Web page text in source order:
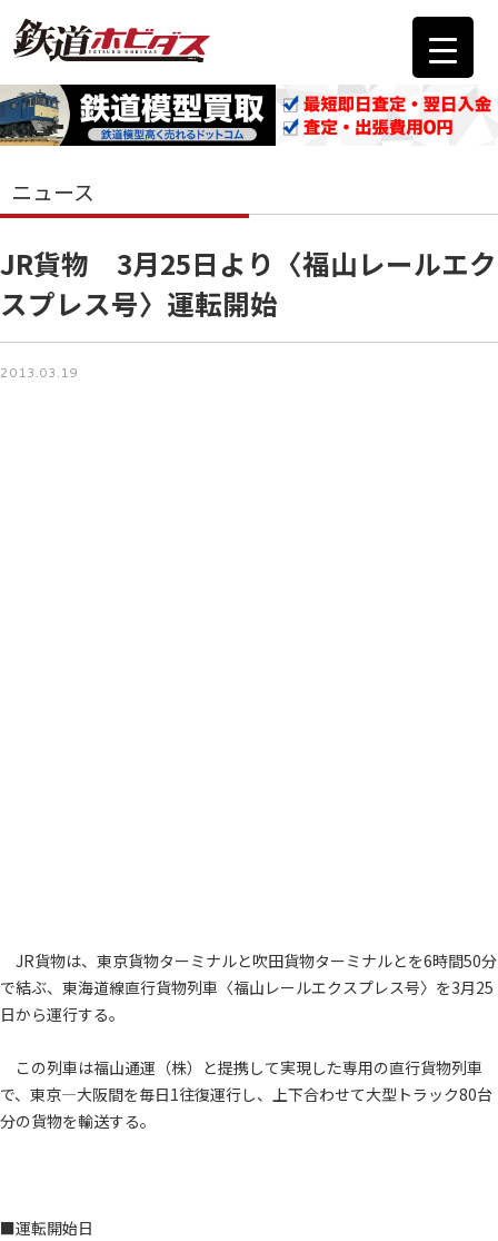
ニュース
JR貨物 3月25日より〈福山レールエク
スプレス号〉運転開始
2013.03.19
JR貨物は、東京貨物ターミナルと吹田貨物ターミナルとを6時間50分
で結ぶ、東海道線直行貨物列車〈福山レールエクスプレス号〉を3月25
日から運行する。
この列車は福山通運（株）と提携して実現した専用の直行貨物列車
で、東京―大阪間を毎日1往復運行し、上下合わせて大型トラック80台
分の貨物を輸送する。
■運転開始日